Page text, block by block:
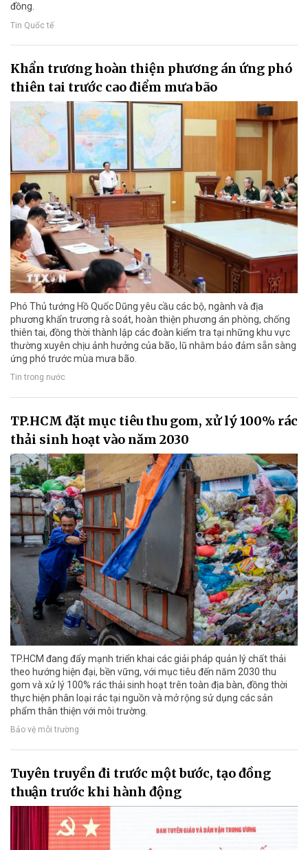
đồng.
Tin Quốc tế
Khẩn trương hoàn thiện phương án ứng phó
thiên tai trước cao điểm mưa bão
Phó Thủ tướng Hồ Quốc Dũng yêu cầu các bộ, ngành và địa
phương khẩn trương rà soát, hoàn thiện phương án phòng, chống
thiên tai, đồng thời thành lập các đoàn kiểm tra tại những khu vực
thường xuyên chịu ảnh hưởng của bão, lũ nhằm bảo đảm sẵn sàng
ứng phó trước mùa mưa bão.
Tin trong nước
TP.HCM đặt mục tiêu thu gom, xử lý 100% rác
thải sinh hoạt vào năm 2030
TP.HCM đang đẩy mạnh triển khai các giải pháp quản lý chất thải
theo hướng hiện đại, bền vững, với mục tiêu đến năm 2030 thu
gom và xử lý 100% rác thải sinh hoạt trên toàn địa bàn, đồng thời
thực hiện phân loại rác tại nguồn và mở rộng sử dụng các sản
phẩm thân thiện với môi trường.
Bảo vệ môi trường
Tuyên truyền đi trước một bước, tạo đồng
thuận trước khi hành động